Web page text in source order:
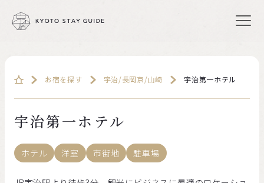
お宿を探す 宇治/⻑岡京/⼭崎 宇治第一ホテル
宇治第一ホテル
ホテル 洋室 市街地 駐車場